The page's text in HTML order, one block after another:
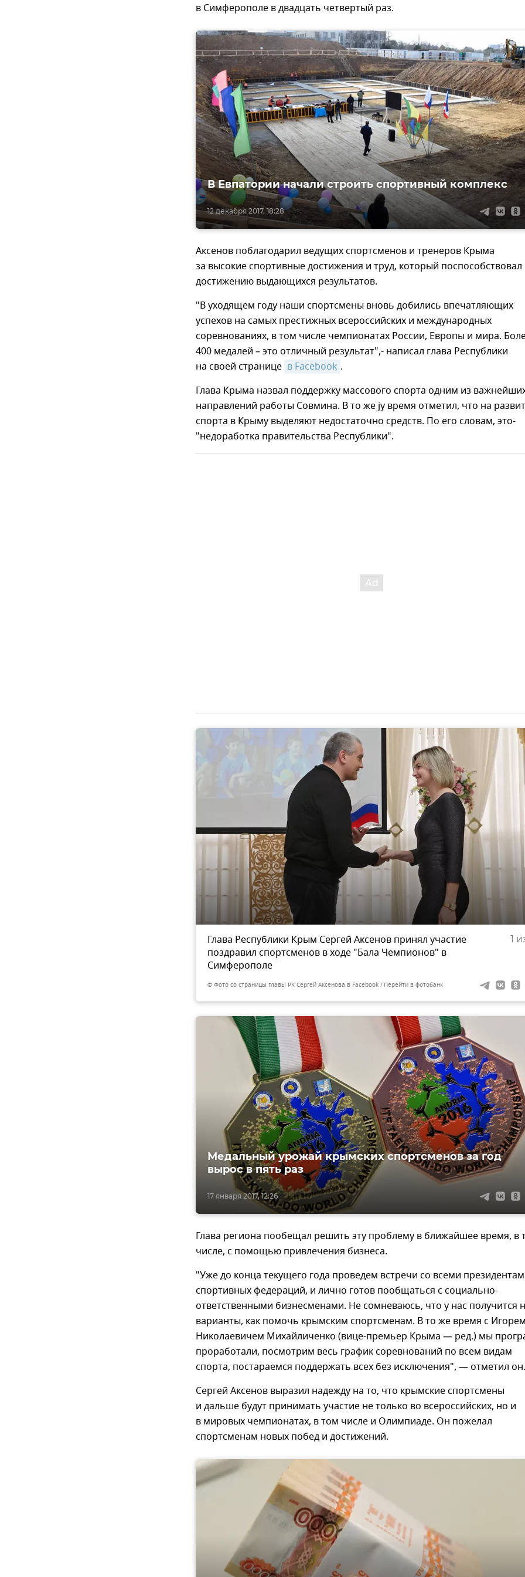
в Симферополе в двадцать четвертый раз.
12 декабря 2017, 18:28
В Евпатории начали строить спортивный комплекс
Аксенов поблагодарил ведущих спортсменов и тренеров Крыма
за высокие спортивные достижения и труд, который поспособствовал
достижению выдающихся результатов.
"В уходящем году наши спортсмены вновь добились впечатляющих
успехов на самых престижных всероссийских и международных
соревнованиях, в том числе чемпионатах России, Европы и мира.
400 медалей – это отличный результат",- написал глава Республики
на своей странице в Facebook .
Глава Крыма назвал поддержку массового спорта одним из
направлений работы Совмина. В то же jy время отметил, что на
спорта в Крыму выделяют недостаточно средств. По его словам, это-
"недоработка правительства Республики".
1
Глава Республики Крым Сергей Аксенов принял участие
поздравил спортсменов в ходе "Бала Чемпионов" в
Симферополе
© Фото со страницы главы РК Сергей Аксенова в Facebook Перейти в фотобанк
17 января 2017, 12:26
Медальный урожай крымских спортсменов за год
вырос в пять раз
Глава региона пообещал решить эту проблему в ближайшее время, в
числе, с помощью привлечения бизнеса.
"Уже до конца текущего года проведем встречи со всеми
спортивных федераций, и лично готов пообщаться с социально-
ответственными бизнесменами. Не сомневаюсь, что у нас получится
варианты, как помочь крымским спортсменам. В то же время с Игорем
Николаевичем Михайличенко (вице-премьер Крыма — ред.) мы
проработали, посмотрим весь график соревнований по всем видам
спорта, постараемся поддержать всех без исключения", — отметил он.
Сергей Аксенов выразил надежду на то, что крымские спортсмены
и дальше будут принимать участие не только во всероссийских, но и
в мировых чемпионатах, в том числе и Олимпиаде. Он пожелал
спортсменам новых побед и достижений.